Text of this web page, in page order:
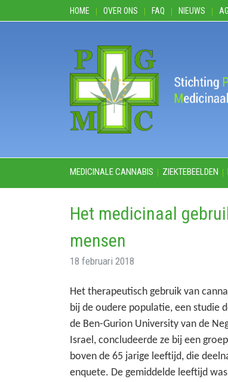
HOME OVER ONS FAQ NIEUWS
MEDICINALE CANNABIS ZIEKTEBEELDEN
Het medicinaal
mensen
18 februari 2018
Het therapeutisch gebruik van
bij de oudere populatie, een studie
de Ben-Gurion University van de
Israel, concludeerde ze bij een
boven de 65 jarige leeftijd, die
enquete. De gemiddelde leeftijd